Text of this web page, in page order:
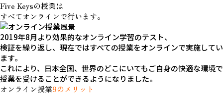
Five Keysの授業は
すべてオンラインで行います。
2019年8月より効果的なオンライン学習のテスト、
検証を繰り返し、現在ではすべての授業をオンラインで実施してい
ます。
これにより、日本全国、世界のどこにいてもご自身の快適な環境で
授業を受けることができるようになりました。
オンライン授業9のメリット